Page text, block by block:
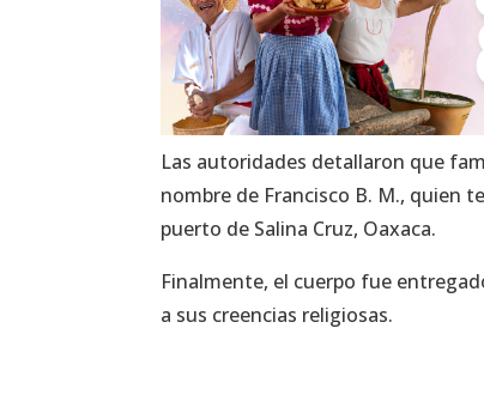
Las autoridades detallaron que
nombre de Francisco B. M., quien
puerto de Salina Cruz, Oaxaca.
Finalmente, el cuerpo fue
a sus creencias religiosas.